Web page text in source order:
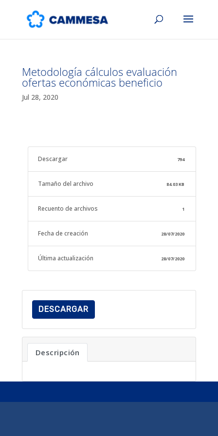
Metodología cálculos evaluación
ofertas económicas beneficio
Jul 28, 2020
Descargar 794
Tamaño del archivo 84.03 KB
Recuento de archivos 1
Fecha de creación 28/07/2020
Última actualización 28/07/2020
DESCARGAR
Descripción